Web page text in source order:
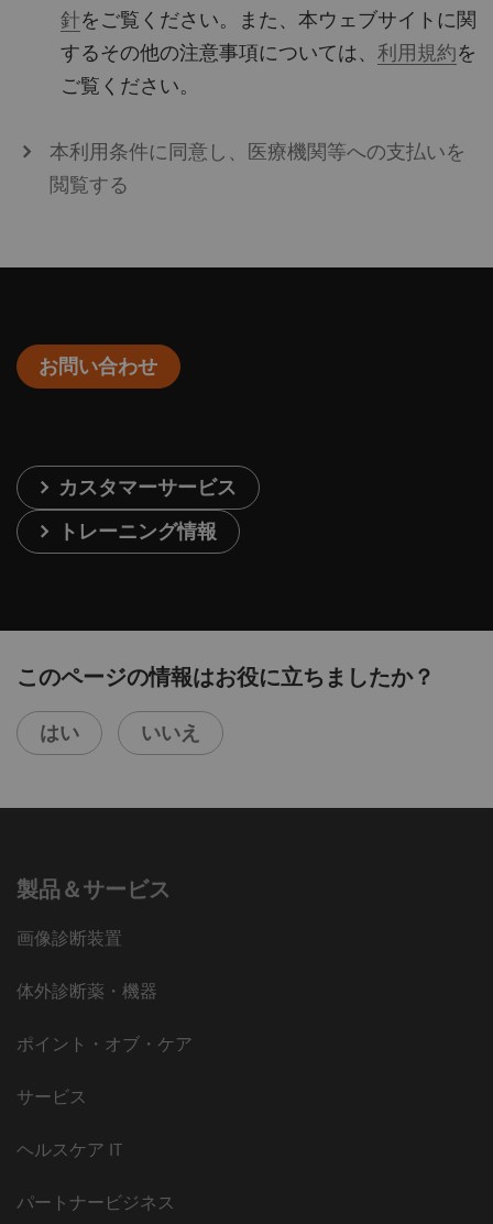
針をご覧ください。また、本ウェブサイトに関
するその他の注意事項については、 利用規約を
ご覧ください。
本利用条件に同意し、医療機関等への支払いを
閲覧する
お問い合わせ
カスタマーサービス
トレーニング情報
このページの情報はお役に立ちましたか？
はい いいえ
製品＆サービス
画像診断装置
体外診断薬・機器
ポイント・オブ・ケア
サービス
ヘルスケア IT
パートナービジネス